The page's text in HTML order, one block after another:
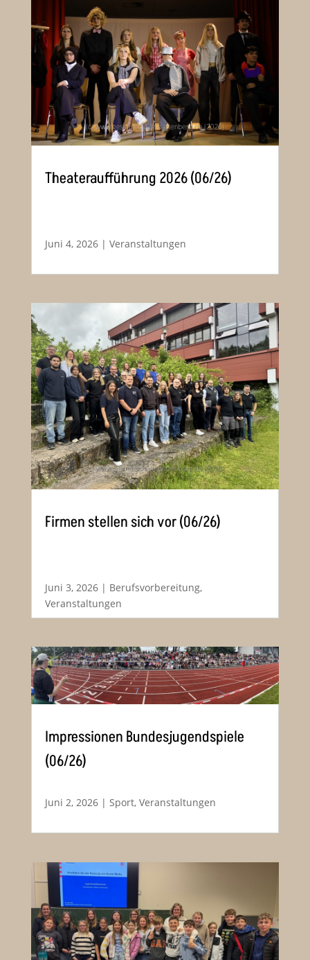
Theateraufführung 2026 (06/26)
Juni 4, 2026| Veranstaltungen
Firmen stellen sich vor (06/26)
Juni 3, 2026| Berufsvorbereitung,
Veranstaltungen
Impressionen Bundesjugendspiele
(06/26)
Juni 2, 2026| Sport, Veranstaltungen